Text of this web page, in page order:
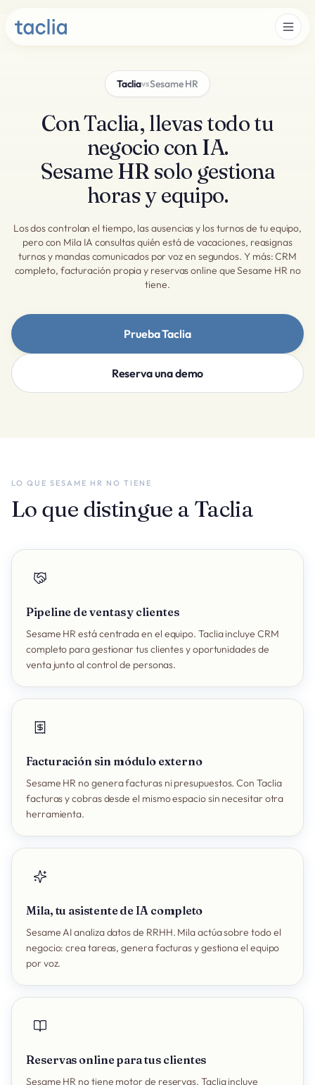
TacliavsSesame HR
Con Taclia, llevas todo tu
negocio con IA.
Sesame HR solo gestiona
horas y equipo.
Los dos controlan el tiempo, las ausencias y los turnos de tu equipo,
pero con Mila IA consultas quién está de vacaciones, reasignas
turnos y mandas comunicados por voz en segundos. Y más: CRM
completo, facturación propia y reservas online que Sesame HR no
tiene.
Prueba Taclia
Reserva una demo
LO QUE SESAME HR NO TIENE
Lo que distingue a Taclia
Pipeline de ventas y clientes
Sesame HR está centrada en el equipo. Taclia incluye CRM
completo para gestionar tus clientes y oportunidades de
venta junto al control de personas.
Facturación sin módulo externo
Sesame HR no genera facturas ni presupuestos. Con Taclia
facturas y cobras desde el mismo espacio sin necesitar otra
herramienta.
Mila, tu asistente de IA completo
Sesame AI analiza datos de RRHH. Mila actúa sobre todo el
negocio: crea tareas, genera facturas y gestiona el equipo
por voz.
Reservas online para tus clientes
Sesame HR no tiene motor de reservas. Taclia incluye